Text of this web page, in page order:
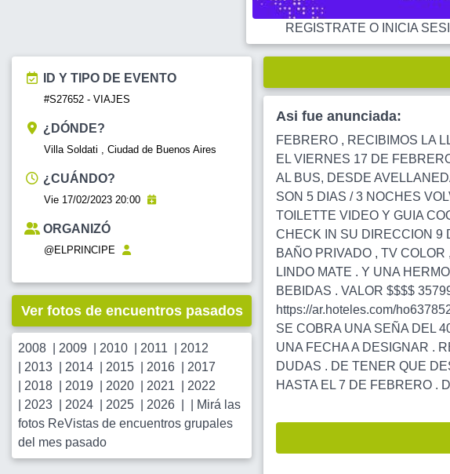
REGISTRATE O INICIA
ID Y TIPO DE EVENTO
#S27652 - VIAJES
¿DÓNDE?
Villa Soldati , Ciudad de Buenos Aires
¿CUÁNDO?
Vie 17/02/2023 20:00
ORGANIZÓ
@ELPRINCIPE
Ver fotos de encuentros pasados
2008 2009 2010 2011
2012
2013 2014 2015 2016
2017
2018 2019 2020 2021
2022
2023 2024 2025 2026
Mirá las
fotos ReVistas de encuentros grupales
del mes pasado
Asi fue anunciada:
FEBRERO , RECIBIMOS LA
EL VIERNES 17 DE
AL BUS, DESDE
SON 5 DIAS / 3 NOCHES
TOILETTE VIDEO Y GUIA
CHECK IN SU DIRECCION 9
BAÑO PRIVADO , TV
LINDO MATE . Y UNA
BEBIDAS . VALOR $$$$
https://ar.hoteles.com/
SE COBRA UNA SEÑA DEL
UNA FECHA A DESIGNAR .
DUDAS . DE TENER QUE
HASTA EL 7 DE FEBRERO .